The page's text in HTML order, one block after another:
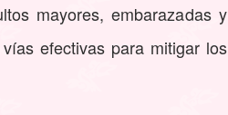
mayores, embarazadas y
efectivas para mitigar los